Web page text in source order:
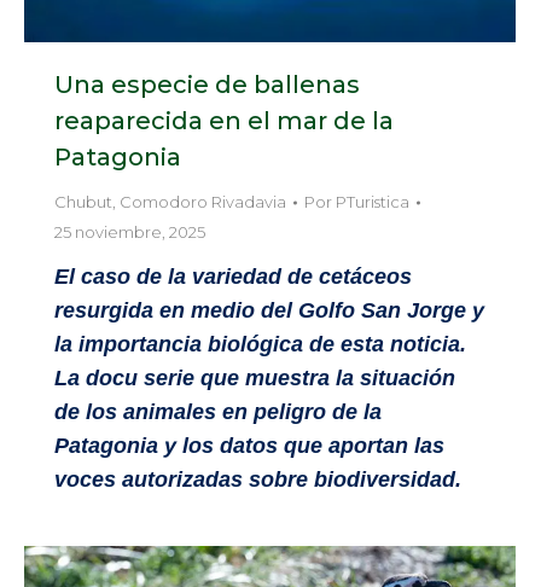
Una especie de ballenas
reaparecida en el mar de la
Patagonia
Chubut, Comodoro Rivadavia Por PTuristica
25 noviembre, 2025
El caso de la variedad de cetáceos
resurgida en medio del Golfo San Jorge y
la importancia biológica de esta noticia.
La docu serie que muestra la situación
de los animales en peligro de la
Patagonia y los datos que aportan las
voces autorizadas sobre biodiversidad.